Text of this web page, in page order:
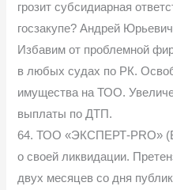
грозит субсидиарная
госзакупе? Андрей
Избавим от проблемной
в любых судах по РК.
имущества на ТОО.
выплаты по ДТП.
64. ТОО «ЭКСПЕРТ-PRO»
о своей ликвидации.
двух месяцев со дня